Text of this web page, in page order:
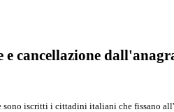
e cancellazione
iscritti i cittadini italiani che fissano